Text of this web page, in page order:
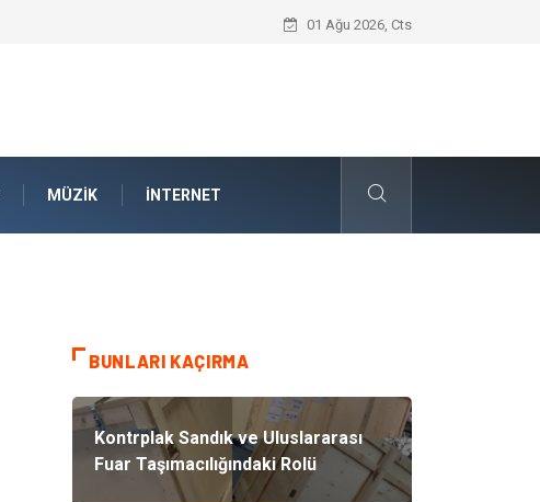
İnternetsiz Bir Gün Nedir ve Neden
01 Ağu 2026, Cts
MÜZIK İNTERNET
BUNLARI KAÇIRMA
Kontrplak Sandık ve Uluslararası
Fuar Taşımacılığındaki Rolü